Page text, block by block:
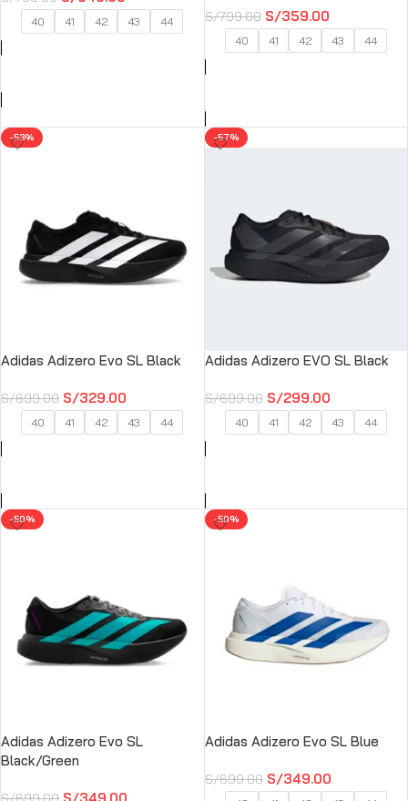
40 41 42 43 44 S/799.00 S/359.00
40 41 42 43 44
-53%
Adidas Adizero Evo SL Black
S/699.00 S/329.00
40 41 42 43 44
-57%
Adidas Adizero EVO SL Black
S/699.00 S/299.00
40 41 42 43 44
-50%
Adidas Adizero Evo SL
Black/Green
S/699.00
-50%
Adidas Adizero Evo SL Blue
S/699.00 S/349.00